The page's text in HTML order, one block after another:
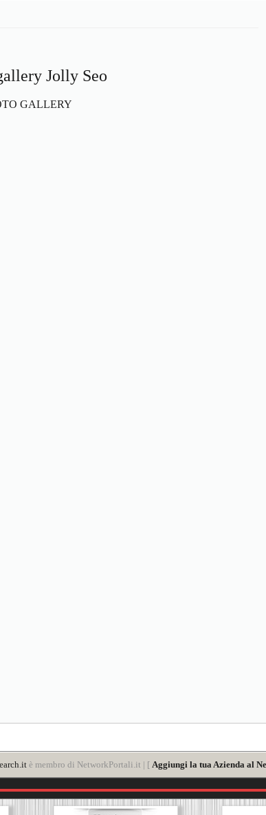
Jolly Seo
GALLERY
è membro di NetworkPortali.it | [ Aggiungi la tua Azienda al